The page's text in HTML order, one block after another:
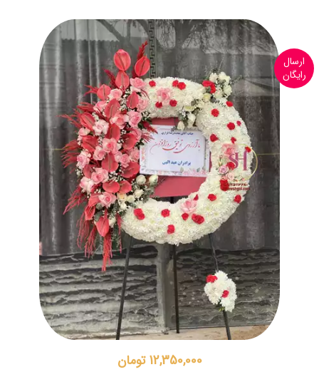
ارسال
رایگان
12,350,000 تومان